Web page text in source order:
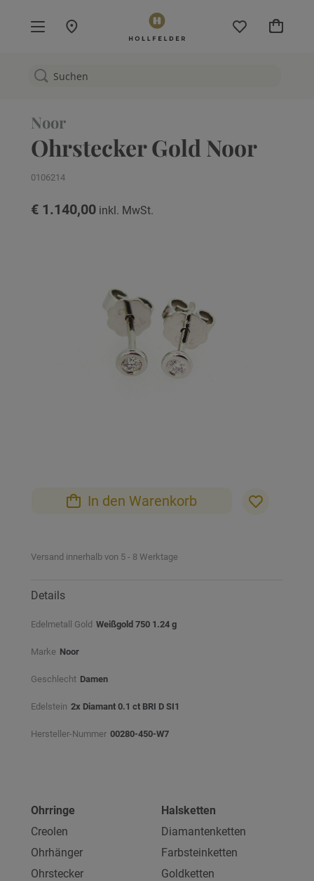
Mein
Noor
Ohrstecker Gold Noor
0106214
€ 1.140,00
springen
In den Warenkorb
Versand innerhalb von 5 - 8 Werktage
Details
Edelmetall Gold Weißgold 750 1.24 g
Marke Noor
Geschlecht Damen
Edelstein 2x Diamant 0.1 ct BRI D SI1
Hersteller-Nummer 00280-450-W7
Ohrringe
Creolen
Ohrhänger
Ohrstecker
Halsketten
Diamantenketten
Farbsteinketten
Goldketten